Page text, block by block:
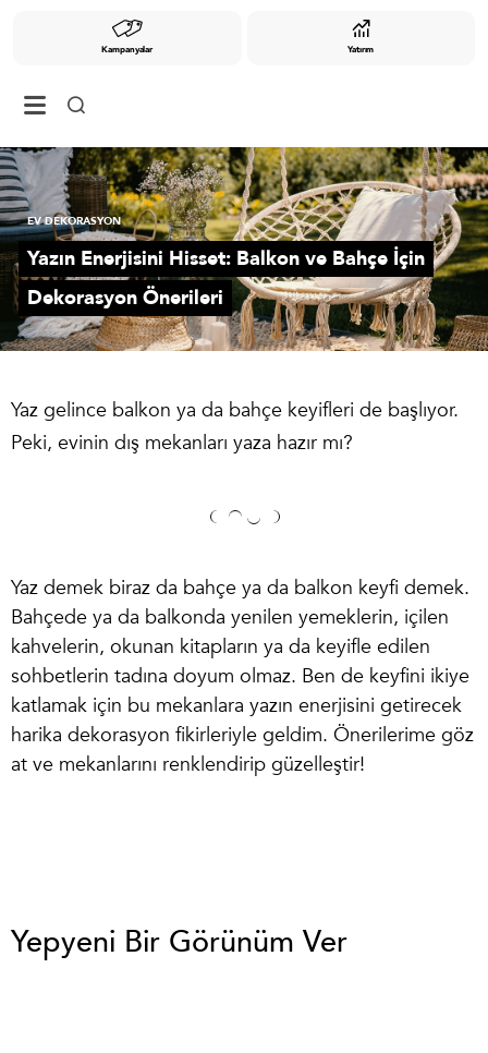
Kampanyalar Yatırım
EV DEKORASYON
Yazın Enerjisini Hisset: Balkon ve Bahçe İçin
Dekorasyon Önerileri
Yaz gelince balkon ya da bahçe keyifleri de başlıyor.
Peki, evinin dış mekanları yaza hazır mı?
Yaz demek biraz da bahçe ya da balkon keyfi demek.
Bahçede ya da balkonda yenilen yemeklerin, içilen
kahvelerin, okunan kitapların ya da keyifle edilen
sohbetlerin tadına doyum olmaz. Ben de keyfini ikiye
katlamak için bu mekanlara yazın enerjisini getirecek
harika dekorasyon fikirleriyle geldim. Önerilerime göz
at ve mekanlarını renklendirip güzelleştir!
Yepyeni Bir Görünüm Ver